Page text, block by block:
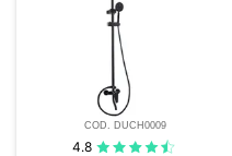
COD. DUCH0009
4.8